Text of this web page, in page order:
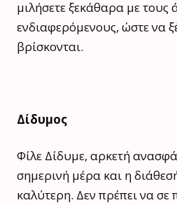
μιλήσετε ξεκάθαρα με τους
ενδιαφερόμενους, ώστε να
βρίσκονται.
Δίδυμος
Φίλε Δίδυμε, αρκετή
σημερινή μέρα και η
καλύτερη. Δεν πρέπει να σε